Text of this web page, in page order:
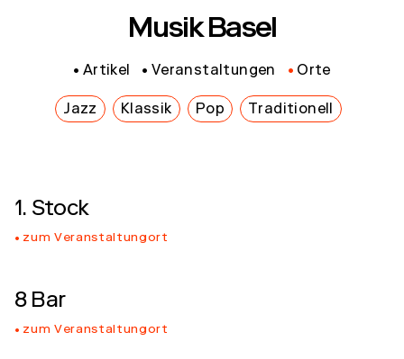
Musik Basel
Artikel Veranstaltungen Orte
Jazz Klassik Pop Traditionell
1. Stock
zum Veranstaltungort
8 Bar
zum Veranstaltungort